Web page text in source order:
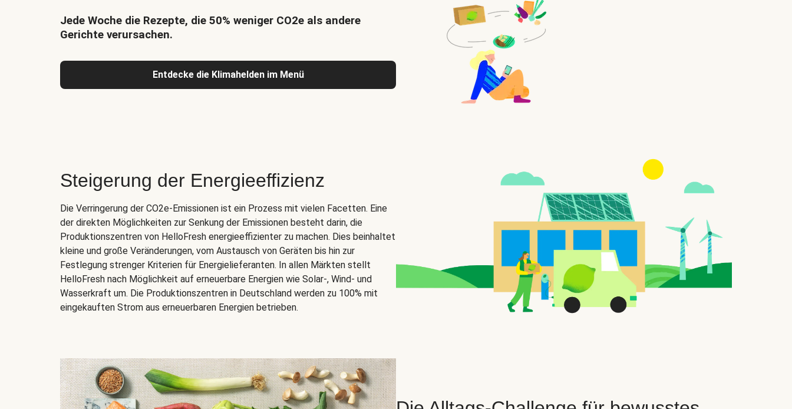
Jede Woche die Rezepte, die 50% weniger CO2e als andere
Gerichte verursachen.
Entdecke die Klimahelden im Menü
Steigerung der Energieeffizienz
Die Verringerung der CO2e-Emissionen ist ein Prozess mit vielen Facetten. Eine
der direkten Möglichkeiten zur Senkung der Emissionen besteht darin, die
Produktionszentren von HelloFresh energieeffizienter zu machen. Dies beinhaltet
kleine und große Veränderungen, vom Austausch von Geräten bis hin zur
Festlegung strenger Kriterien für Energielieferanten. In allen Märkten stellt
HelloFresh nach Möglichkeit auf erneuerbare Energien wie Solar-, Wind- und
Wasserkraft um. Die Produktionszentren in Deutschland werden zu 100% mit
eingekauften Strom aus erneuerbaren Energien betrieben.